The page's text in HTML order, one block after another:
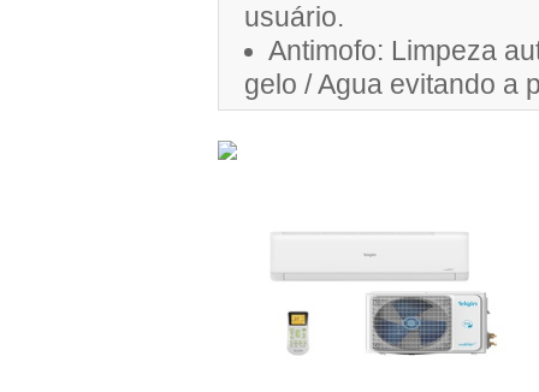
usuário.
Antimofo: Limpeza
gelo / Agua evitando a